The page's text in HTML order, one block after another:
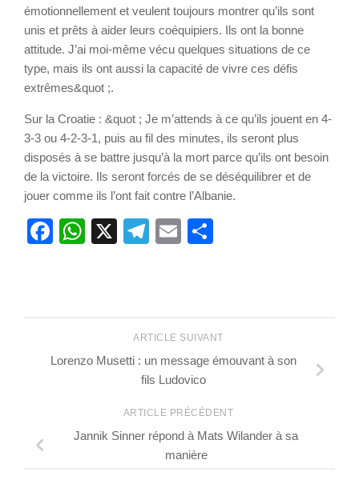
émotionnellement et veulent toujours montrer qu’ils sont
unis et prêts à aider leurs coéquipiers. Ils ont la bonne
attitude. J’ai moi-même vécu quelques situations de ce
type, mais ils ont aussi la capacité de vivre ces défis
extrêmes&quot ;.
Sur la Croatie : &quot ; Je m’attends à ce qu’ils jouent en 4-
3-3 ou 4-2-3-1, puis au fil des minutes, ils seront plus
disposés à se battre jusqu’à la mort parce qu’ils ont besoin
de la victoire. Ils seront forcés de se déséquilibrer et de
jouer comme ils l’ont fait contre l’Albanie.
Facebook
WhatsApp
X Telegram
Email
ARTICLE SUIVANT
Lorenzo Musetti : un message émouvant à son
fils Ludovico
ARTICLE PRÉCÉDENT
Jannik Sinner répond à Mats Wilander à sa
manière